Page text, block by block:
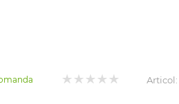
Articol: